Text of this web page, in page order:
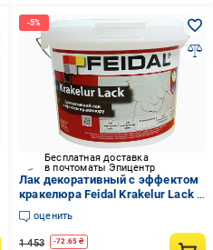
Бесплатная доставка
в почтоматы Эпицентр
Лак декоративный с эффектом
кракелюра Feidal Krakelur Lack 1
л (2964359759)
оценить
1 453 -72.65 ₴